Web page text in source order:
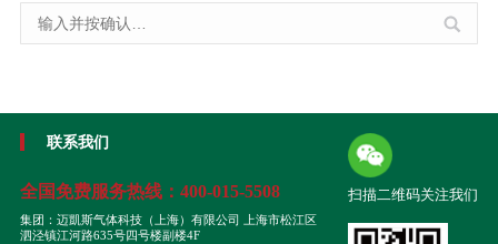
联系我们
全国免费服务热线： 400-015-5508
集团：迈凱斯气体科技（上海）有限公司 上海市松江区
泗泾镇江河路635号四号楼副楼4F
扫描二维码关注我们